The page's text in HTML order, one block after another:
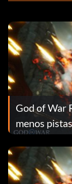
God of War
menos pistas